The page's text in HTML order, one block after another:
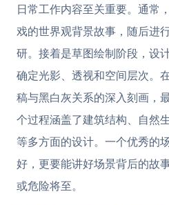
日常工作内容至关重要。通常
戏的世界观背景故事，随后进
研。接着是草图绘制阶段，设
确定光影、透视和空间层次。
稿与黑白灰关系的深入刻画，
个过程涵盖了建筑结构、自然
等多方面的设计。一个优秀的
好，更要能讲好场景背后的故
或危险将至。